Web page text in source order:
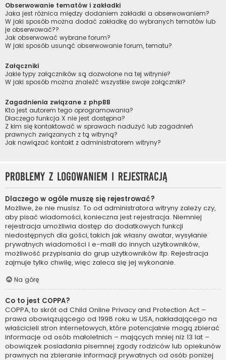
Obserwowanie tematów i zakładki
Jaka jest różnica między dodaniem zakładki a obserwowaniem?
W jaki sposób można dodać zakładkę do wybranych tematów lub
je obserwować??
Jak obserwować wybrane forum?
W jaki sposób usunąć obserwowanie forum, tematu?
Załączniki
Jakie typy załączników są dozwolone na tej witrynie?
W jaki sposób można znaleźć wszystkie swoje załączniki?
Zagadnienia związane z phpBB
Kto jest autorem tego oprogramowania?
Dlaczego funkcja X nie jest dostępna?
Z kim się kontaktować w sprawach nadużyć lub zagadnień
prawnych związanych z tą witryną?
Jak nawiązać kontakt z administratorem witryny?
Problemy z logowaniem i rejestracją
Dlaczego w ogóle muszę się rejestrować?
Możliwe, że nie musisz. To od administratora witryny zależy czy,
aby pisać wiadomości, konieczna jest rejestracja. Niemniej
rejestracja umożliwia dostęp do dodatkowych funkcji
niedostępnych dla gości, takich jak własny awatar, wysyłanie
prywatnych wiadomości i e-maili do innych użytkowników,
możliwość przypisania do grup użytkowników itp. Rejestracja
zajmuje tylko chwilę, więc zaleca się jej wykonanie.
Na górę
Co to jest COPPA?
COPPA, to skrót od Child Online Privacy and Protection Act –
prawa obowiązującego od 1998 roku w USA, nakładającego na
właścicieli stron internetowych, które potencjalnie mogą zbierać
informacje od osób małoletnich – mających mniej niż 13 lat –
obowiązek posiadania pisemnej zgody rodziców lub opiekunów
prawnych na zbieranie informacji prywatnych od osób poniżej